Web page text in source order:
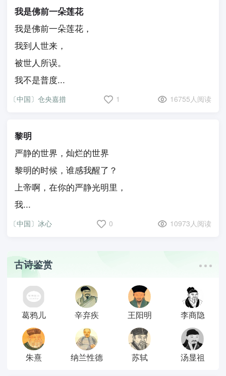
我是佛前一朵莲花
我是佛前一朵莲花，
我到人世来，
被世人所误。
我不是普度...
〔中国〕仓央嘉措 1 16755人阅读
黎明
严静的世界，灿烂的世界
黎明的时候，谁感我醒了？
上帝啊，在你的严静光明里，
我...
〔中国〕冰心 0 10973人阅读
古诗鉴赏
葛鸦儿 辛弃疾 王阳明 李商隐
朱熹 纳兰性德 苏轼 汤显祖